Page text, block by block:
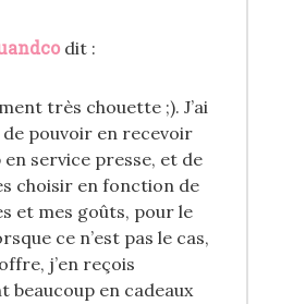
dit :
très chouette ;). J’ai
de pouvoir en recevoir
en service presse, et de
choisir en fonction de
et mes goûts, pour le
ce n’est pas le cas,
j’en reçois
beaucoup en cadeaux